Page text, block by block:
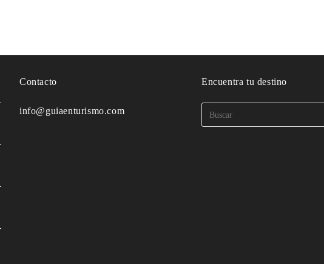
Contacto
info@guiaenturismo.com
Encuentra tu destino